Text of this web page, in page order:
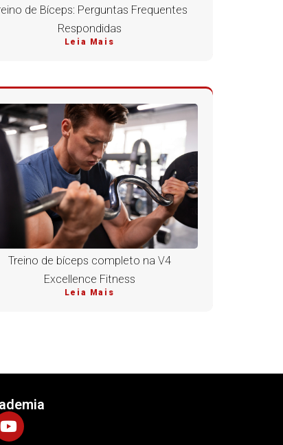
de Bíceps: Perguntas Frequentes
Respondidas
Leia Mais
Treino de bíceps completo na V4
Excellence Fitness
Leia Mais